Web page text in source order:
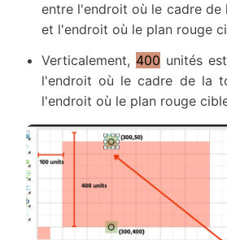
entre l'endroit où le cadre de
et l'endroit où le plan rouge
Verticalement, 400 unités
l'endroit où le cadre de la
l'endroit où le plan rouge